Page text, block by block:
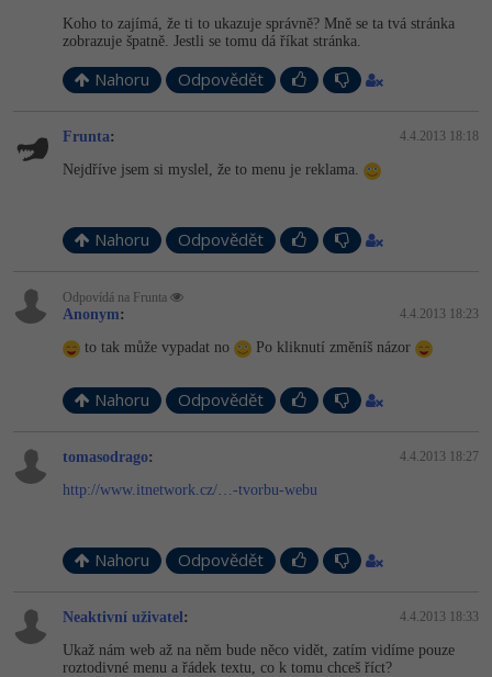
Koho to zajímá, že ti to ukazuje správně? Mně se ta tvá stránka
zobrazuje špatně. Jestli se tomu dá říkat stránka.
Nahoru Odpovědět
Frunta: 4.4.2013 18:18
Nejdříve jsem si myslel, že to menu je reklama.
Nahoru Odpovědět
Odpovídá na Frunta
Anonym: 4.4.2013 18:23
to tak může vypadat no Po kliknutí změníš názor
Nahoru Odpovědět
tomasodrago: 4.4.2013 18:27
http://www.itnetwork.cz/…-tvorbu-webu
Nahoru Odpovědět
Neaktivní uživatel: 4.4.2013 18:33
Ukaž nám web až na něm bude něco vidět, zatím vidíme pouze
roztodivné menu a řádek textu, co k tomu chceš říct?